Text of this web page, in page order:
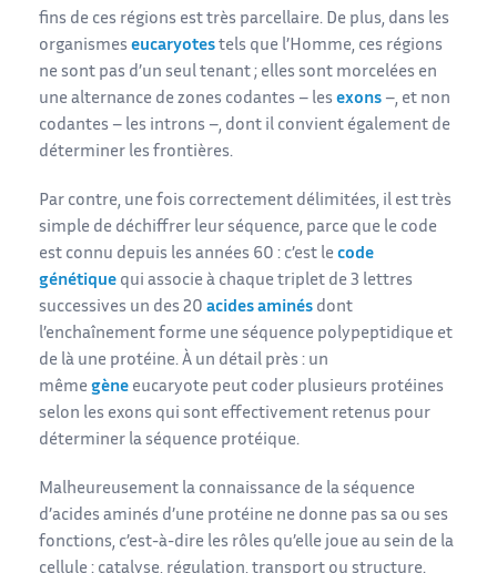
fins de ces régions est très parcellaire. De plus, dans les
organismes eucaryotes tels que l’Homme, ces régions
ne sont pas d’un seul tenant ; elles sont morcelées en
une alternance de zones codantes – les exons –, et non
codantes – les introns –, dont il convient également de
déterminer les frontières.
Par contre, une fois correctement délimitées, il est très
simple de déchiffrer leur séquence, parce que le code
est connu depuis les années 60 : c’est le code
génétique qui associe à chaque triplet de 3 lettres
successives un des 20 acides aminés dont
l’enchaînement forme une séquence polypeptidique et
de là une protéine. À un détail près : un
même gène eucaryote peut coder plusieurs protéines
selon les exons qui sont effectivement retenus pour
déterminer la séquence protéique.
Malheureusement la connaissance de la séquence
d’acides aminés d’une protéine ne donne pas sa ou ses
fonctions, c’est-à-dire les rôles qu’elle joue au sein de la
cellule : catalyse, régulation, transport ou structure.